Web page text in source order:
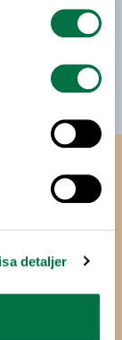
detaljer
dela eller